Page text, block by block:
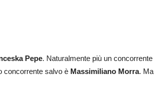
Pepe. Naturalmente più un concorrente
concorrente salvo è Massimiliano Morra. Ma